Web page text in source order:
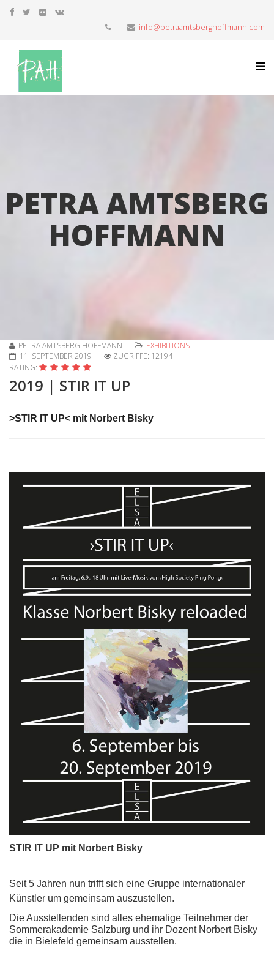
info@petraamtsberghoffmann.com
PETRA AMTSBERG
HOFFMANN
PETRA AMTSBERG HOFFMANN
EXHIBITIONS
11. SEPTEMBER 2019
ZUGRIFFE: 12194
RATING:
2019 | STIR IT UP
>STIR IT UP< mit Norbert Bisky
STIR IT UP mit Norbert Bisky
Seit 5 Jahren nun trifft sich eine Gruppe internationaler
Künstler um gemeinsam auszustellen.
Die Ausstellenden sind alles ehemalige Teilnehmer der
Sommerakademie Salzburg und ihr Dozent Norbert Bisky
die in Bielefeld gemeinsam ausstellen.